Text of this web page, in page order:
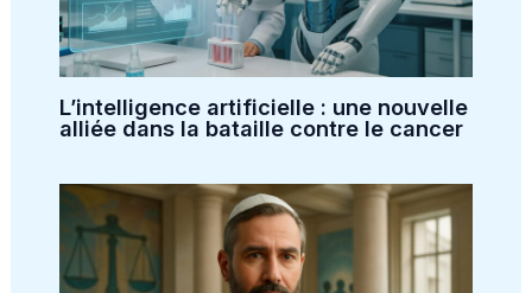
L’intelligence artificielle : une nouvelle
alliée dans la bataille contre le cancer